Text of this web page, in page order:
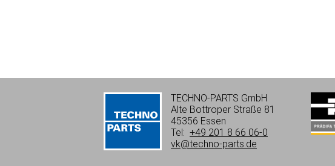
TECHNO-PARTS GmbH
Alte Bottroper Straße 81
45356 Essen
Tel: +49 201 8 66 06-0
vk@techno-parts.de